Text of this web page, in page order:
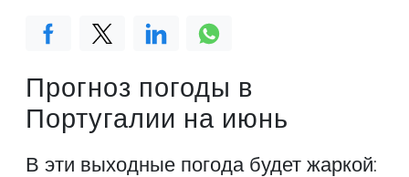
Прогноз погоды в
Португалии на июнь
В эти выходные погода будет жаркой: